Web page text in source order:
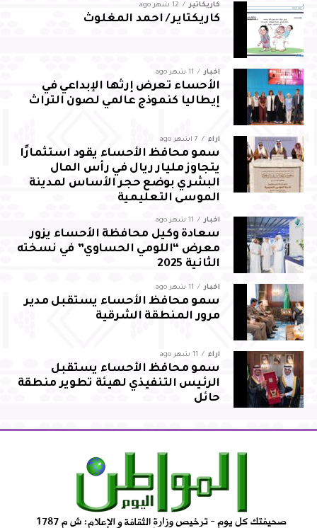
كاريكاتير 12 شهر ago
كاريكتاير / احمد المغلوث
أخبار 11 شهر ago
الأحساء تعرض إرثها الإبداعي في
إيطاليا كنموذج عالمي لصون التراث
آراء 7 أشهر ago
سمو محافظ الأحساء يقود استثمارًا
يتجاوز مليار ريال في رأس المال
البشري بوضع حجر الأساس لمدينة
الموسى التعليمية
أخبار 11 شهر ago
سعادة وكيل محافظة الأحساء يزور
معرض “اللومي الحساوي” في نسخته
الثانية 2025
أخبار 11 شهر ago
سمو محافظ الأحساء يستقبل مدير
مرور المنطقة الشرقية
آراء 11 شهر ago
سمو محافظ الأحساء يستقبل
الرئيس التنفيذي لهيئة تطوير منطقة
حائل